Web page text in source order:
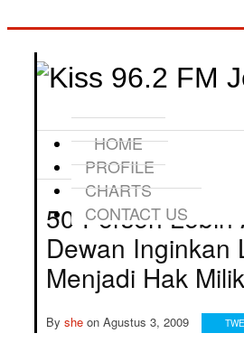
HOME
PROFILE
CHARTS
CONTACT US
50 Persen Lebih
Dewan Inginkan
Menjadi Hak Milik
By she on Agustus 3, 2009